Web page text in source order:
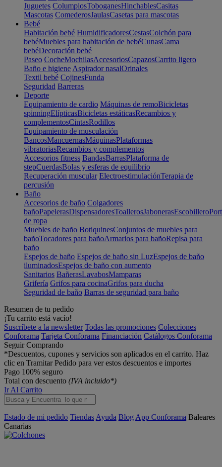
Juguetes ColumpiosToboganesHinchablesCasitas
Mascotas ComederosJaulasCasetas para mascotas
Bebé
Habitación bebé HumidificadoresCestasColchón para
bebéMuebles para habitación de bebéCunasCama
bebéDecoración bebé
Paseo CocheMochilasAccesoriosCapazosCarrito ligero
Baño e higiene Aspirador nasalOrinales
Textil bebé CojinesFunda
Seguridad Barreras
Deporte
Equipamiento de cardio Máquinas de remoBicicletas
spinningElípticasBicicletas estáticasRecambios y
complementosCintasRodillos
Equipamiento de musculación
BancosMancuernasMáquinasPlataformas
vibratoriasRecambios y complementos
Accesorios fitness BandasBarrasPlataforma de
stepCuerdasBolas y esferas de equilibrio
Recuperación muscular ElectroestimulaciónTerapia de
percusión
Baño
Accesorios de baño Colgadores
bañoPapelerasDispensadoresToallerosJabonerasEscobillero
de ropa
Muebles de baño BotiquinesConjuntos de muebles para
bañoTocadores para bañoArmarios para bañoRepisa para
baño
Espejos de baño Espejos de baño sin LuzEspejos de baño
iluminadosEspejos de baño con aumento
Sanitarios BañerasLavabosMamparas
Grifería Grifos para cocinaGrifos para ducha
Seguridad de baño Barras de seguridad para baño
Resumen de tu pedido
¡Tu carrito está vacío!
Suscríbete a la newsletter Todas las promociones Colecciones
Conforama Tarjeta Conforama Financiación Catálogos Conforama
Seguir Comprando
*Descuentos, cupones y servicios son aplicados en el carrito. Haz
clic en Tramitar Pedido para ver estos descuentos e importes
Pago 100% seguro
Total con descuento (IVA incluido*)
Ir Al Carrito
Estado de mi pedido Tiendas Ayuda Blog App Conforama Baleares
Canarias